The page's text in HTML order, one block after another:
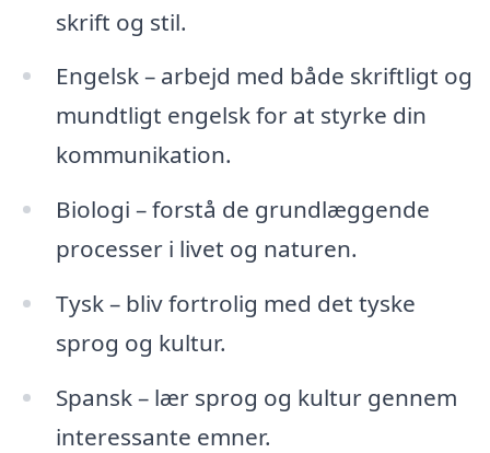
skrift og stil.
Engelsk – arbejd med både skriftligt og
mundtligt engelsk for at styrke din
kommunikation.
Biologi – forstå de grundlæggende
processer i livet og naturen.
Tysk – bliv fortrolig med det tyske
sprog og kultur.
Spansk – lær sprog og kultur gennem
interessante emner.